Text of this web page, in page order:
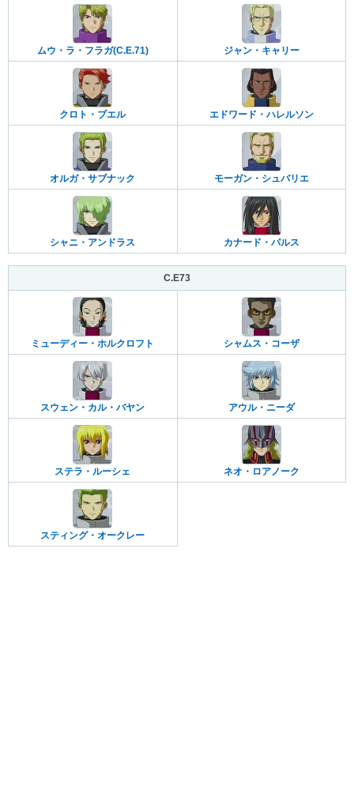
ムウ・ラ・フラガ(C.E.71) ジャン・キャリー
クロト・ブエル エドワード・ハレルソン
オルガ・サブナック モーガン・シュバリエ
シャニ・アンドラス カナード・パルス
C.E73
ミューディー・ホルクロフト シャムス・コーザ
スウェン・カル・バヤン アウル・ニーダ
ステラ・ルーシェ ネオ・ロアノーク
スティング・オークレー